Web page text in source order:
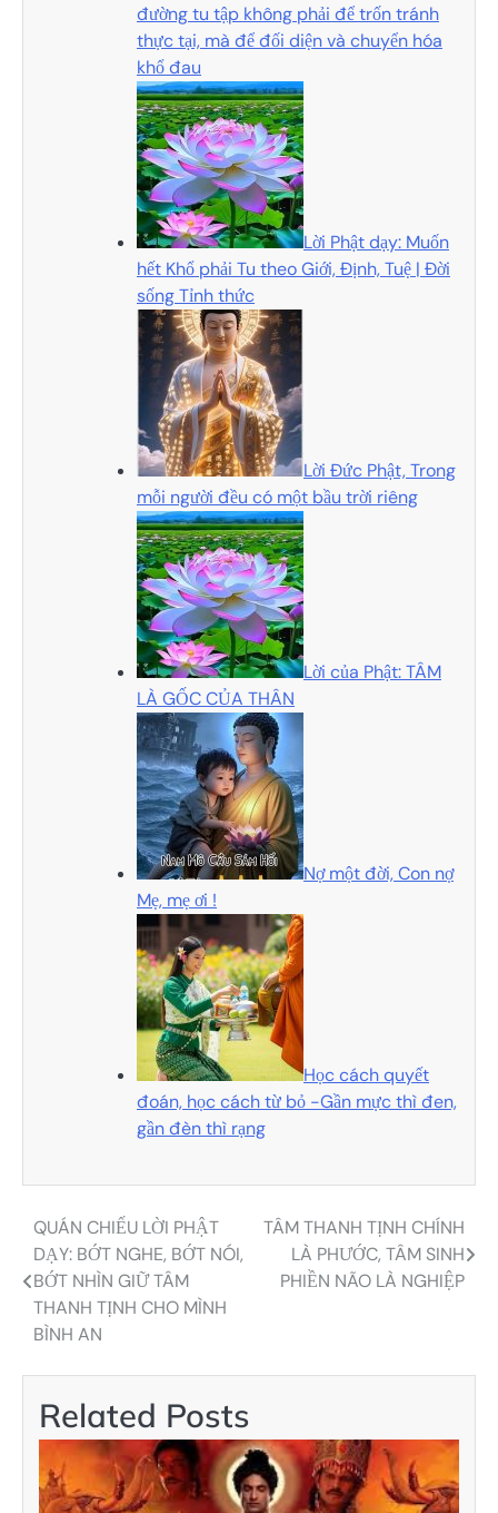
đường tu tập không phải để trốn tránh
thực tại, mà để đối diện và chuyển hóa
khổ đau
Lời Phật dạy: Muốn
hết Khổ phải Tu theo Giới, Định, Tuệ | Đời
sống Tỉnh thức
Lời Đức Phật, Trong
mỗi người đều có một bầu trời riêng
Lời của Phật: TÂM
LÀ GỐC CỦA THÂN
Nợ một đời, Con nợ
Mẹ, mẹ ơi !
Học cách quyết
đoán, học cách từ bỏ -Gần mực thì đen,
gần đèn thì rạng
Điều
hướng
bài
QUÁN CHIẾU LỜI PHẬT
DẠY: BỚT NGHE, BỚT NÓI,
BỚT NHÌN GIỮ TÂM
THANH TỊNH CHO MÌNH
BÌNH AN
TÂM THANH TỊNH CHÍNH
LÀ PHƯỚC, TÂM SINH
PHIỀN NÃO LÀ NGHIỆP
Related Posts